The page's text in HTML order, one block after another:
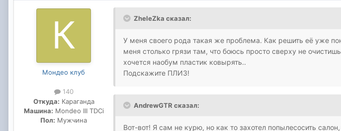
Мондео клуб
140
Откуда: Караганда
Машина: Mondeo III TDCi
Пол: Мужчина
ZheleZka сказал:
У меня своего рода такая же проблема. Как решить её уже
меня столько грязи там, что боюсь просто сверху не
хочется наобум пластик ковырять..
Подскажите ПЛИЗ!
AndrewGTR сказал:
Вот-вот! Я сам не курю, но как то захотел попылесосить